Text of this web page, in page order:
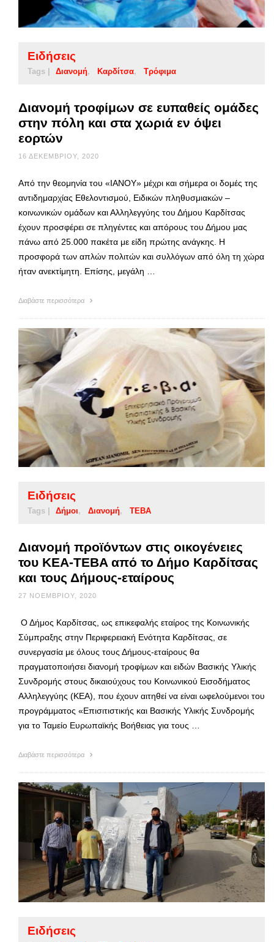
Ειδήσεις
Tags | Διανομή Καρδίτσα Τρόφιμα
Διανομή τροφίμων σε ευπαθείς ομάδες
στην πόλη και στα χωριά εν όψει
εορτών
16 ΔΕΚΕΜΒΡΊΟΥ, 2020
Από την θεομηνία του «ΙΑΝΟΥ» μέχρι και σήμερα οι δομές της
αντιδημαρχίας Εθελοντισμού, Ειδικών πληθυσμιακών –
κοινωνικών ομάδων και Αλληλεγγύης του Δήμου Καρδίτσας
έχουν προσφέρει σε πληγέντες και απόρους του Δήμου μας
πάνω από 25.000 πακέτα με είδη πρώτης ανάγκης. Η
προσφορά των απλών πολιτών και συλλόγων από όλη τη χώρα
ήταν ανεκτίμητη. Επίσης, μεγάλη …
Διαβάστε περισσότερα
Ειδήσεις
Tags | Δήμοι Διανομή ΤΕΒΑ
Διανομή προϊόντων στις οικογένειες
του ΚΕΑ-TEBA από το Δήμο Καρδίτσας
και τους Δήμους-εταίρους
27 ΝΟΕΜΒΡΊΟΥ, 2020
Ο Δήμος Καρδίτσας, ως επικεφαλής εταίρος της Κοινωνικής
Σύμπραξης στην Περιφερειακή Ενότητα Καρδίτσας, σε
συνεργασία με όλους τους Δήμους-εταίρους θα
πραγματοποιήσει διανομή τροφίμων και ειδών Βασικής Υλικής
Συνδρομής στους δικαιούχους του Κοινωνικού Εισοδήματος
Αλληλεγγύης (ΚΕΑ), που έχουν αιτηθεί να είναι ωφελούμενοι του
προγράμματος «Επισιτιστικής και Βασικής Υλικής Συνδρομής
για το Ταμείο Ευρωπαϊκής Βοήθειας για τους …
Διαβάστε περισσότερα
Ειδήσεις